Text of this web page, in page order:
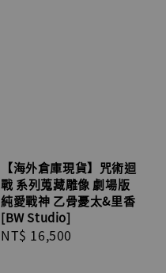
【海外倉庫現貨】咒術迴
戰 系列蒐藏雕像 劇場版
純愛戰神 乙骨憂太&里香
[BW Studio]
Regular
NT$ 16,500